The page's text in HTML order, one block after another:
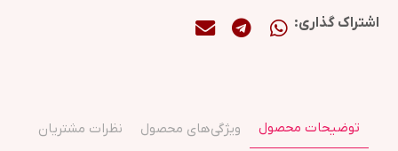
اشتراک گذاری:
توضیحات محصول ویژگی‌های محصول نظرات مشتریان